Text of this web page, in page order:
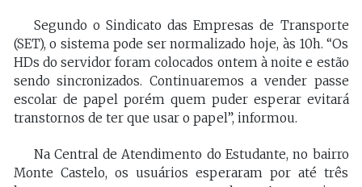
Segundo o Sindicato das Empresas de Transporte
(SET), o sistema pode ser normalizado hoje, às 10h. “Os
HDs do servidor foram colocados ontem à noite e estão
sendo sincronizados. Continuaremos a vender passe
escolar de papel porém quem puder esperar evitará
transtornos de ter que usar o papel”, informou.
Na Central de Atendimento do Estudante, no bairro
Monte Castelo, os usuários esperaram por até três